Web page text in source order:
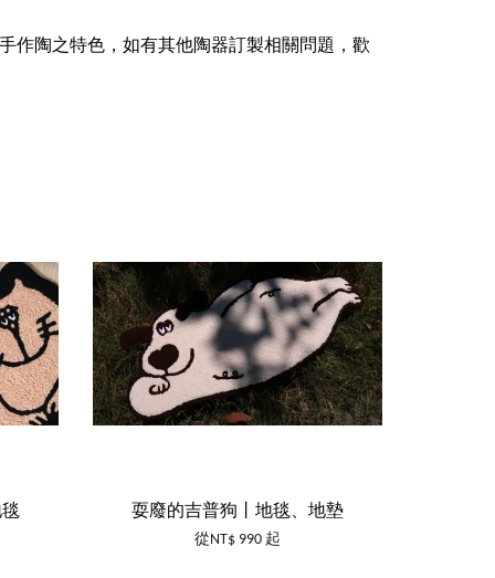
作陶之特色，如有其他陶器訂製相關問題，歡
耍廢的吉普狗丨地毯、地墊
從 NT$ 990 起